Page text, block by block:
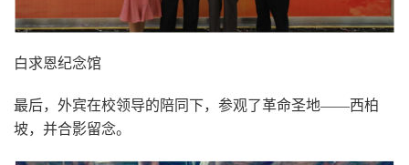
白求恩纪念馆
最后，外宾在校领导的陪同下，参观了革命圣地——西柏
坡，并合影留念。